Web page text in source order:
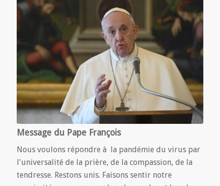
Message du Pape François
Nous voulons répondre à la pandémie du virus par
l'universalité de la prière, de la compassion, de la
tendresse. Restons unis. Faisons sentir notre